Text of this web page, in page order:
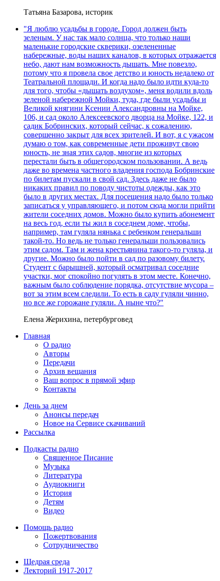
Татьяна Базарова, историк
"Я люблю усадьбы в городе. Город должен быть
зеленым. У нас так мало солнца, что только наши
маленькие городские скверики, озелененные
набережные, воды наших каналов, в которых отражается
небо, дают нам возможность дышать. Мне повезло,
потому что я провела свое детство и юность недалеко от
Театральной площади. И когда надо было идти куда-то
для того, чтобы «дышать воздухом», меня водили вдоль
зеленой набережной Мойки, туда, где были усадьбы и
Великой княгини Ксении Александровны на Мойке,
106, и сад около Алексеевского дворца на Мойке, 122, и
садик Бобринских, который сейчас, к сожалению,
совершенно закрыт для всех зрителей. И вот, я с ужасом
думаю о том, как современные дети проживут свою
юность, не зная этих садов, многие из которых
перестали быть в общегородском пользовании. А ведь
даже во времена частного владения господа Бобринские
по билетам пускали в свой сад. Здесь даже не было
никаких правил по поводу чистоты одежды, как это
было в других местах. Для посещения надо было только
записаться у управляющего, и потом сюда могли прийти
жители соседних домов. Можно было купить абонемент
на весь год, если ты жил в соседнем доме, чтобы,
например, там гуляла нянька с ребенком генеральши
такой-то. Но ведь не только генеральши пользовались
этим садом. Там и жена крестьянина такого-то гуляла, и
другие. Можно было пойти в сад по разовому билету.
Студент с барышней, который осматривал соседние
участки, мог спокойно погулять в этом месте. Конечно,
важным было соблюдение порядка, отсутствие мусора –
вот за этим всем следили. То есть в саду гуляли чинно,
но все же горожане гуляли. А ныне что?"
Елена Жерихина, петербурговед
Главная
О радио
Авторы
Передачи
Архив вещания
Ваш вопрос в прямой эфир
Контакты
День за днем
Анонсы передач
Новое на Сервисе скачиваний
Рассылка
Подкасты радио
Священное Писание
Музыка
Литература
Аудиокниги
История
Детям
Видео
Помощь радио
Пожертвования
Сотрудничество
Щедрая среда
Лекторий 1917-2017